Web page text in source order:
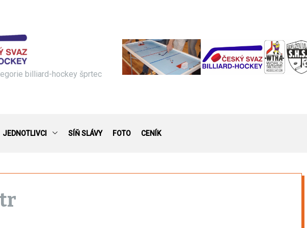
billiard-hockey šprtec
JEDNOTLIVCI SÍŇ SLÁVY FOTO CENÍK